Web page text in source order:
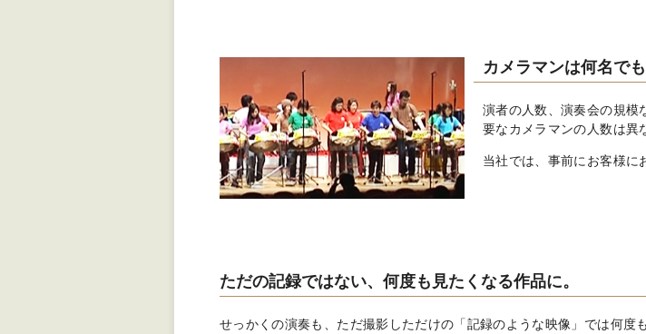
カメラマンは何名で
演者の人数、演奏会の規模
要なカメラマンの人数は異
当社では、事前にお客様に
ただの記録ではない、何度も見たくなる作品に。
せっかくの演奏も、ただ撮影しただけの「記録のような映像」では何度